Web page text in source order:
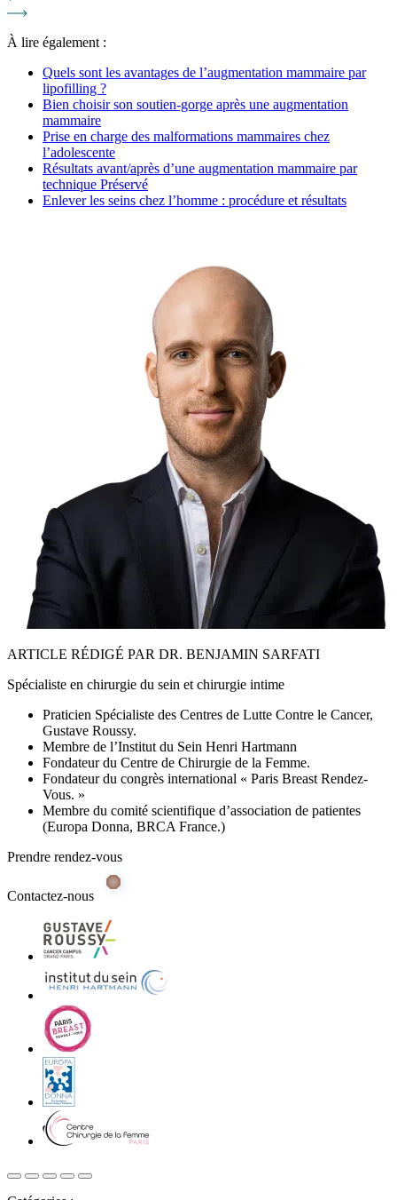
À lire également :
Quels sont les avantages de l’augmentation mammaire par
lipofilling ?
Bien choisir son soutien-gorge après une augmentation
mammaire
Prise en charge des malformations mammaires chez
l’adolescente
Résultats avant/après d’une augmentation mammaire par
technique Préservé
Enlever les seins chez l’homme : procédure et résultats
ARTICLE RÉDIGÉ PAR DR. BENJAMIN SARFATI
Spécialiste en chirurgie du sein et chirurgie intime
Praticien Spécialiste des Centres de Lutte Contre le Cancer,
Gustave Roussy.
Membre de l’Institut du Sein Henri Hartmann
Fondateur du Centre de Chirurgie de la Femme.
Fondateur du congrès international « Paris Breast Rendez-
Vous. »
Membre du comité scientifique d’association de patientes
(Europa Donna, BRCA France.)
Prendre rendez-vous
Contactez-nous